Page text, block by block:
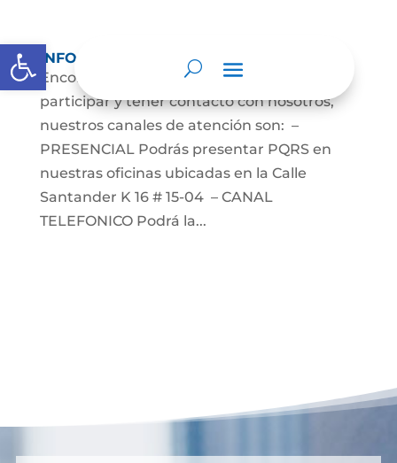
Abrir barra de herramientas
INFORMACION DE CONTACTO
Encontraras las múltiples formas de
participar y tener contacto con nosotros,
nuestros canales de atención son: –
PRESENCIAL Podrás presentar PQRS en
nuestras oficinas ubicadas en la Calle
Santander K 16 # 15-04 – CANAL
TELEFONICO Podrá la...